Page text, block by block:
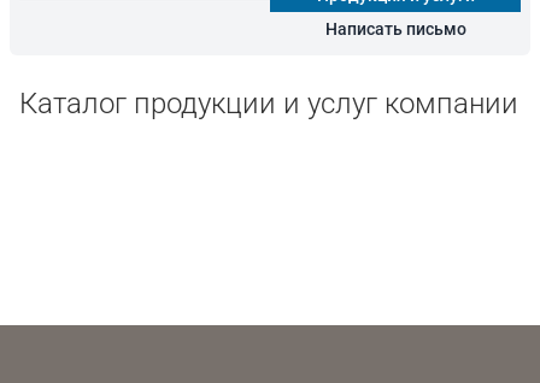
Написать письмо
Каталог продукции и услуг компании